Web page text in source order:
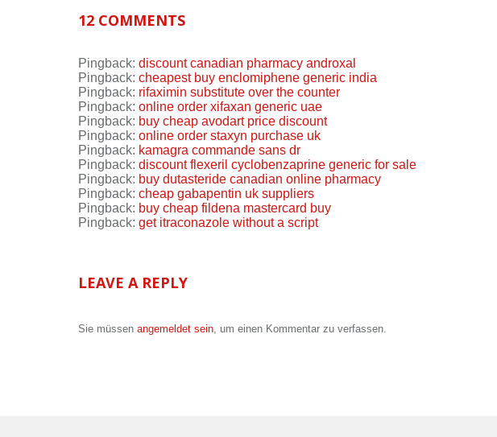
12 COMMENTS
Pingback: discount canadian pharmacy androxal
Pingback: cheapest buy enclomiphene generic india
Pingback: rifaximin substitute over the counter
Pingback: online order xifaxan generic uae
Pingback: buy cheap avodart price discount
Pingback: online order staxyn purchase uk
Pingback: kamagra commande sans dr
Pingback: discount flexeril cyclobenzaprine generic for sale
Pingback: buy dutasteride canadian online pharmacy
Pingback: cheap gabapentin uk suppliers
Pingback: buy cheap fildena mastercard buy
Pingback: get itraconazole without a script
LEAVE A REPLY
Sie müssen angemeldet sein, um einen Kommentar zu verfassen.